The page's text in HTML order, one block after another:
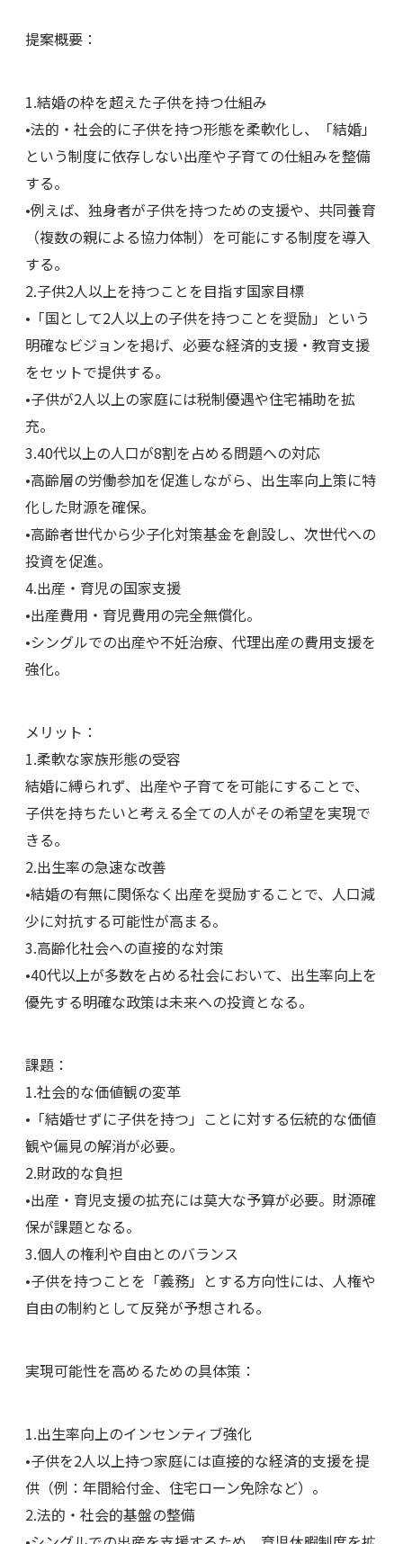
提案概要：
1.結婚の枠を超えた子供を持つ仕組み
•法的・社会的に子供を持つ形態を柔軟化し、「結婚」
という制度に依存しない出産や子育ての仕組みを整備
する。
•例えば、独身者が子供を持つための支援や、共同養育
（複数の親による協力体制）を可能にする制度を導入
する。
2.子供2人以上を持つことを目指す国家目標
•「国として2人以上の子供を持つことを奨励」という
明確なビジョンを掲げ、必要な経済的支援・教育支援
をセットで提供する。
•子供が2人以上の家庭には税制優遇や住宅補助を拡
充。
3.40代以上の人口が8割を占める問題への対応
•高齢層の労働参加を促進しながら、出生率向上策に特
化した財源を確保。
•高齢者世代から少子化対策基金を創設し、次世代への
投資を促進。
4.出産・育児の国家支援
•出産費用・育児費用の完全無償化。
•シングルでの出産や不妊治療、代理出産の費用支援を
強化。
メリット：
1.柔軟な家族形態の受容
結婚に縛られず、出産や子育てを可能にすることで、
子供を持ちたいと考える全ての人がその希望を実現で
きる。
2.出生率の急速な改善
•結婚の有無に関係なく出産を奨励することで、人口減
少に対抗する可能性が高まる。
3.高齢化社会への直接的な対策
•40代以上が多数を占める社会において、出生率向上を
優先する明確な政策は未来への投資となる。
課題：
1.社会的な価値観の変革
•「結婚せずに子供を持つ」ことに対する伝統的な価値
観や偏見の解消が必要。
2.財政的な負担
•出産・育児支援の拡充には莫大な予算が必要。財源確
保が課題となる。
3.個人の権利や自由とのバランス
•子供を持つことを「義務」とする方向性には、人権や
自由の制約として反発が予想される。
実現可能性を高めるための具体策：
1.出生率向上のインセンティブ強化
•子供を2人以上持つ家庭には直接的な経済的支援を提
供（例：年間給付金、住宅ローン免除など）。
2.法的・社会的基盤の整備